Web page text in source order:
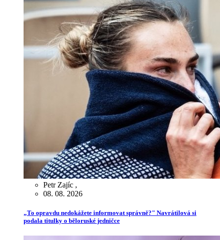
Petr Zajíc ,
08. 08. 2026
„To opravdu nedokážete informovat správně?" Navrátilová si
podala titulky o běloruské jedničce